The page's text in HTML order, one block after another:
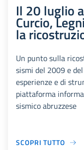
Il 20 luglio
Curcio,
la
Un punto sulla
sismi del 2009 e
esperienze e di
piattaforma
sismico abruzzese
SCOPRI TUTTO